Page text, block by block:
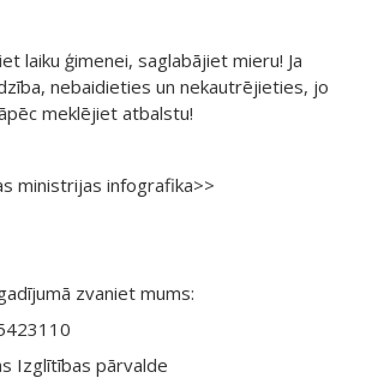
laiku ģimenei, saglabājiet mieru! Ja
nebaidieties un nekautrējieties, jo
meklējiet atbalstu!
ministrijas infografika>>
zvaniet mums:
Izglītības pārvalde